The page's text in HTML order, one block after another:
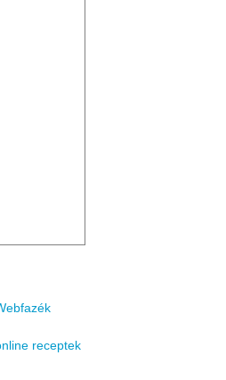
receptek